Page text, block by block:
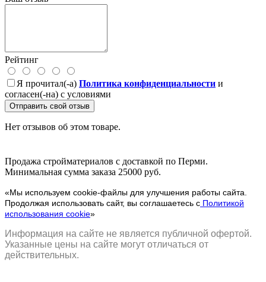
Рейтинг
Я прочитал(-а) Политика конфиденциальности и
согласен(-на) с условиями
Отправить свой отзыв
Нет отзывов об этом товаре.
Продажа стройматериалов с доставкой по Перми.
Минимальная сумма заказа 25000 руб.
«Мы используем cookie-файлы для улучшения работы сайта.
Продолжая использовать сайт, вы соглашаетесь с Политикой
использования cookie»
Информация на сайте не является публичной офертой.
Указанные цены на сайте могут отличаться от
действительных.